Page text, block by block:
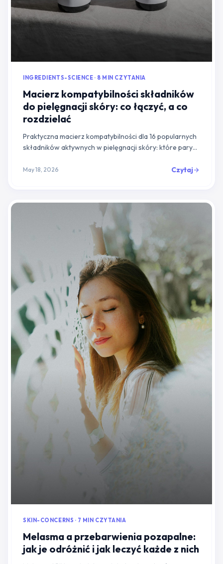
INGREDIENTS-SCIENCE · 8 MIN CZYTANIA
Macierz kompatybilności składników
do pielęgnacji skóry: co łączyć, a co
rozdzielać
Praktyczna macierz kompatybilności dla 16 popularnych
składników aktywnych w pielęgnacji skóry: które pary
naukowe uzasadnienie stoi za każdą z tych...
May 18, 2026 Czytajarrow_forward
SKIN-CONCERNS · 7 MIN CZYTANIA
Melasma a przebarwienia pozapalne:
jak je odróżnić i jak leczyć każde z nich